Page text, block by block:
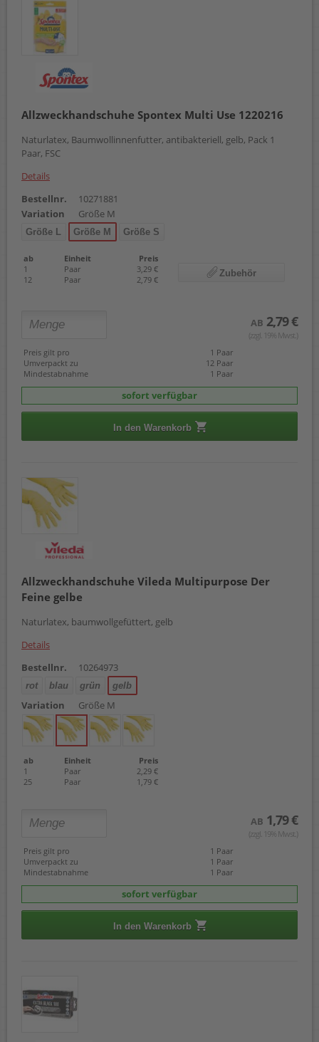
Allzweckhandschuhe Spontex Multi Use 1220216
Naturlatex, Baumwollinnenfutter, antibakteriell, gelb, Pack 1
Paar, FSC
Details
Bestellnr.
10271881
Variation
Größe M
Größe L Größe M Größe S
ab Einheit
Preis
1
Paar
3,29 €
12
Paar 2,79 €
Zubehör
AB 2,79 €
(zzgl. 19% Mwst.)
Preis gilt pro
1 Paar
Umverpackt zu
12 Paar
Mindestabnahme
1 Paar
sofort verfügbar
In den Warenkorb
Allzweckhandschuhe Vileda Multipurpose Der
Feine gelbe
Naturlatex, baumwollgefüttert, gelb
Details
Bestellnr.
10264973
rot blau grün gelb
Variation Größe M
ab Einheit
Preis
1
Paar
2,29 €
25
Paar 1,79 €
AB 1,79 €
(zzgl. 19% Mwst.)
Preis gilt pro
1 Paar
Umverpackt zu
1 Paar
Mindestabnahme
1 Paar
sofort verfügbar
In den Warenkorb